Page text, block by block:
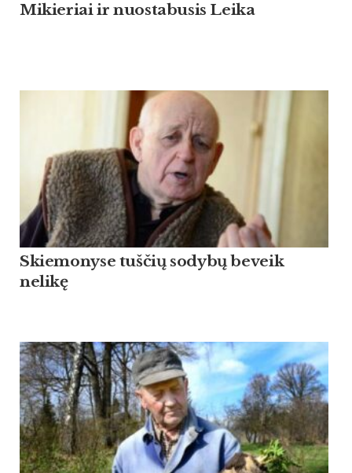
Mikieriai ir nuostabusis Leika
Skiemonyse tuščių sodybų beveik
nelikę